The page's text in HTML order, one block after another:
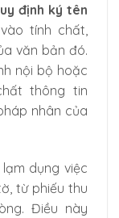
định ký tên
tính chất,
văn bản đó.
nội bộ hoặc
thông tin
nhân của
dụng việc
từ phiếu thu
Điều này